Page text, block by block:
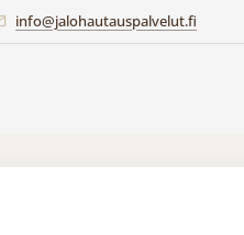
info@jalohautauspalvelut.fi